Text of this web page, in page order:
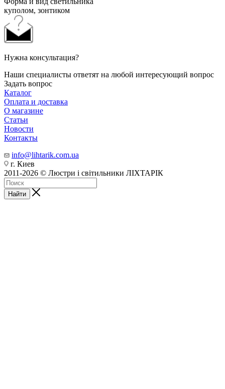
куполом, зонтиком
Нужна консультация?
Наши специалисты ответят на любой интересующий вопрос
Задать вопрос
Каталог
Оплата и доставка
О магазине
Статьи
Новости
Контакты
info@lihtarik.com.ua
г. Киев
2011-2026 © Люстри і світильники ЛІХТАРІК
Найти